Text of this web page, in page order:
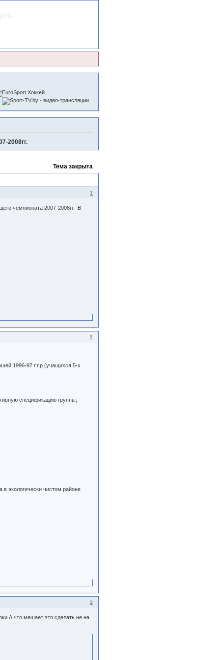
2008гг.
Тема закрыта
1
чемпионата 2007-2008гг. В
2
1996-97 г.г.р (учащихся 5-х
спецификацию группы;
экологически чистом районе
3
что мешает это сделать не на